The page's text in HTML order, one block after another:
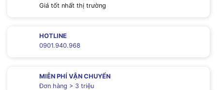
Giá tốt nhất thị trường
HOTLINE
0901.940.968
MIỄN PHÍ VẬN CHUYỂN
Đơn hàng > 3 triệu